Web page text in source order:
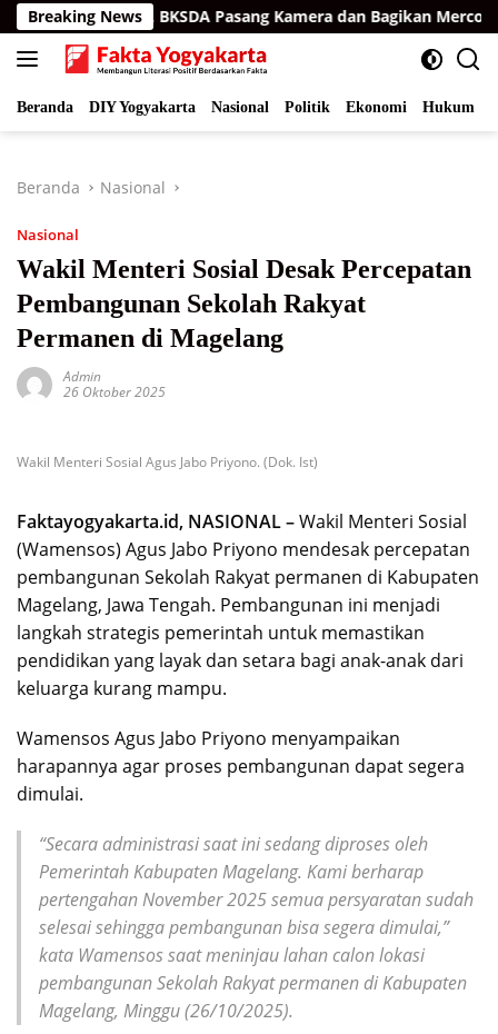
Langsung
ke
konten
Breaking News
Timur, BKSDA Pasang Kamera dan Bagikan Mercon
Beranda DIY Yogyakarta Nasional Politik Ekonomi Hukum
Beranda Nasional
Nasional
Wakil Menteri Sosial Desak Percepatan
Pembangunan Sekolah Rakyat
Permanen di Magelang
Admin
26 Oktober 2025
Wakil Menteri Sosial Agus Jabo Priyono. (Dok. Ist)
Faktayogyakarta.id, NASIONAL –Wakil Menteri Sosial
(Wamensos) Agus Jabo Priyono mendesak percepatan
pembangunan Sekolah Rakyat permanen di Kabupaten
Magelang, Jawa Tengah. Pembangunan ini menjadi
langkah strategis pemerintah untuk memastikan
pendidikan yang layak dan setara bagi anak-anak dari
keluarga kurang mampu.
Wamensos Agus Jabo Priyono menyampaikan
harapannya agar proses pembangunan dapat segera
dimulai.
“Secara administrasi saat ini sedang diproses oleh
Pemerintah Kabupaten Magelang. Kami berharap
pertengahan November 2025 semua persyaratan sudah
selesai sehingga pembangunan bisa segera dimulai,”
kata Wamensos saat meninjau lahan calon lokasi
pembangunan Sekolah Rakyat permanen di Kabupaten
Magelang, Minggu (26/10/2025).